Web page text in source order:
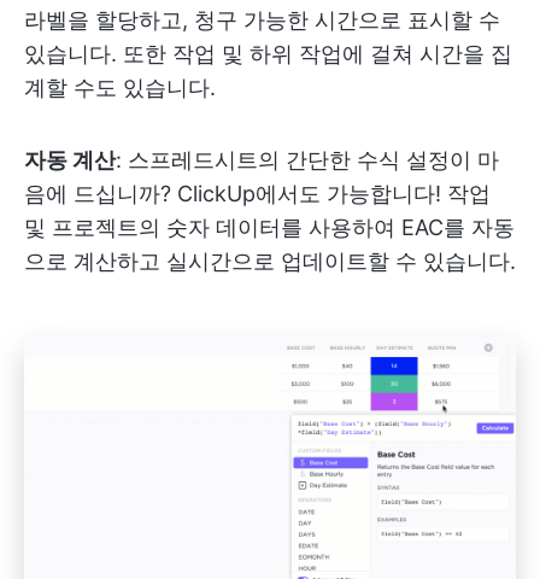
라벨을 할당하고, 청구 가능한 시간으로 표시할 수
있습니다. 또한 작업 및 하위 작업에 걸쳐 시간을 집
계할 수도 있습니다.
자동 계산: 스프레드시트의 간단한 수식 설정이 마
음에 드십니까? ClickUp에서도 가능합니다! 작업
및 프로젝트의 숫자 데이터를 사용하여 EAC를 자동
으로 계산하고 실시간으로 업데이트할 수 있습니다.